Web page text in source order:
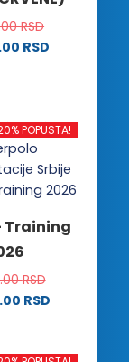
RSD
RSD
više
varijanti.
Opcije
mogu
izabrane
na
stranici
proizvoda.
POPUSTA!
Training
RSD
RSD